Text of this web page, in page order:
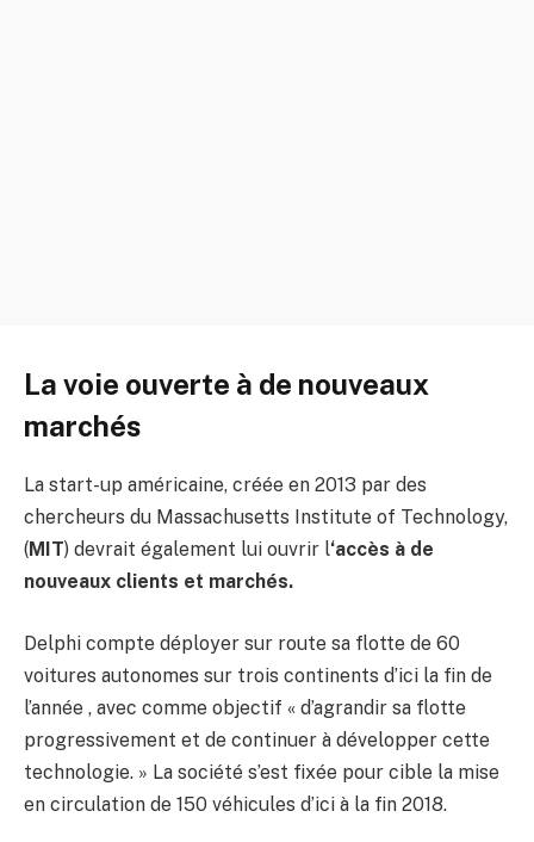
La voie ouverte à de nouveaux
marchés
La start-up américaine, créée en 2013 par des
chercheurs du Massachusetts Institute of Technology,
(MIT) devrait également lui ouvrir l‘accès à de
nouveaux clients et marchés.
Delphi compte déployer sur route sa flotte de 60
voitures autonomes sur trois continents d’ici la fin de
l’année , avec comme objectif « d’agrandir sa flotte
progressivement et de continuer à développer cette
technologie. » La société s’est fixée pour cible la mise
en circulation de 150 véhicules d’ici à la fin 2018.